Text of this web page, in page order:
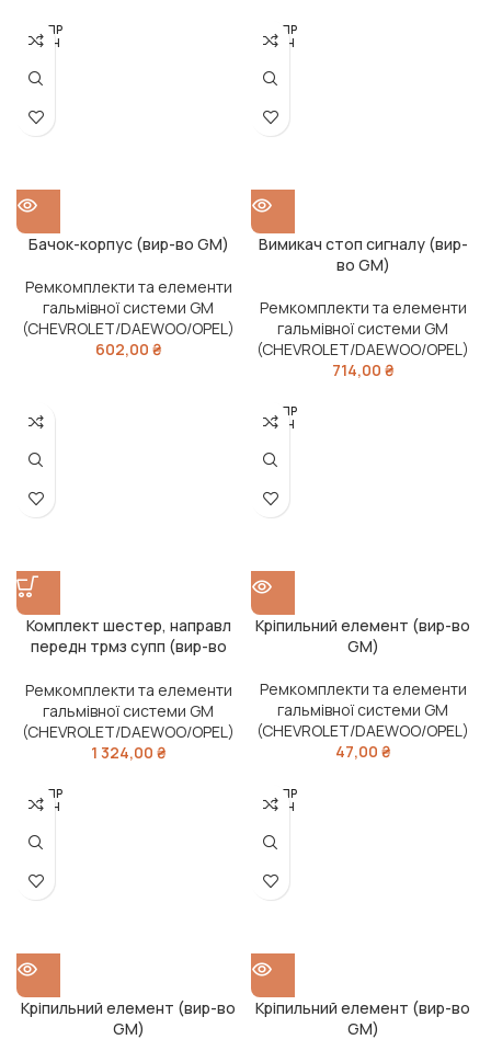
РОЗПР
ОДАН
Бачок-корпус (вир-во GM)
Ремкомплекти та елементи
гальмівної системи GM
(CHEVROLET/DAEWOO/OPEL)
602,00 ₴
РОЗПР
ОДАН
Вимикач стоп сигналу (вир-
во GM)
Ремкомплекти та елементи
гальмівної системи GM
(CHEVROLET/DAEWOO/OPEL)
714,00 ₴
Комплект шестер, направл
передн трмз супп (вир-во
Ремкомплекти та елементи
гальмівної системи GM
(CHEVROLET/DAEWOO/OPEL)
1 324,00 ₴
РОЗПР
ОДАН
Кріпильний елемент (вир-во
GM)
Ремкомплекти та елементи
гальмівної системи GM
(CHEVROLET/DAEWOO/OPEL)
47,00 ₴
РОЗПР
ОДАН
Кріпильний елемент (вир-во
GM)
РОЗПР
ОДАН
Кріпильний елемент (вир-во
GM)